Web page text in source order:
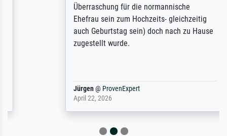
Überraschung für die normannische
Ehefrau sein zum Hochzeits- gleichzeitig
auch Geburtstag sein) doch nach zu Hause
zugestellt wurde.
ProvenExpert
April 22, 2026